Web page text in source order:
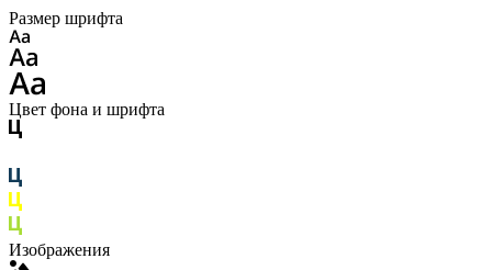
Размер шрифта
Цвет фона и шрифта
Изображения